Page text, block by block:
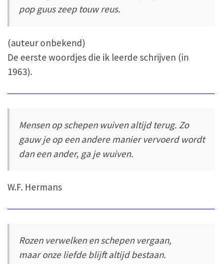
pop guus zeep touw reus.
(auteur onbekend)
De eerste woordjes die ik leerde schrijven (in
1963).
Mensen op schepen wuiven altijd terug. Zo
gauw je op een andere manier vervoerd wordt
dan een ander, ga je wuiven.
W.F. Hermans
Rozen verwelken en schepen vergaan,
maar onze liefde blijft altijd bestaan.